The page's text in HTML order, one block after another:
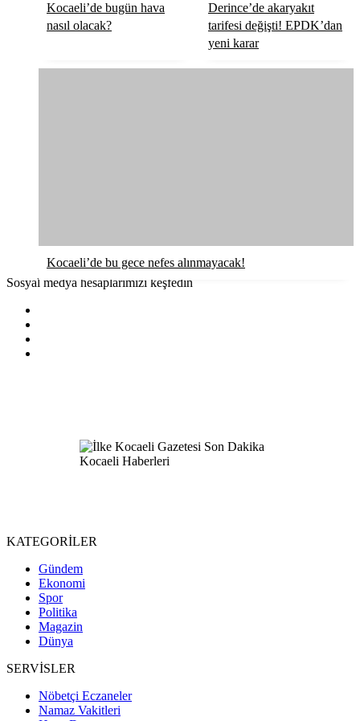
Kocaeli’de bugün hava
nasıl olacak?
Derince’de akaryakıt
tarifesi değişti! EPDK’dan
yeni karar
Kocaeli’de bu gece nefes alınmayacak!
Sosyal medya hesaplarımızı keşfedin
KATEGORİLER
Gündem
Ekonomi
Spor
Politika
Magazin
Dünya
SERVİSLER
Nöbetçi Eczaneler
Namaz Vakitleri